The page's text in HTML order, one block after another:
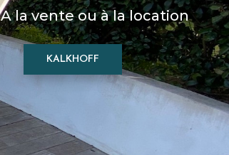
A la vente ou à la location
KALKHOFF